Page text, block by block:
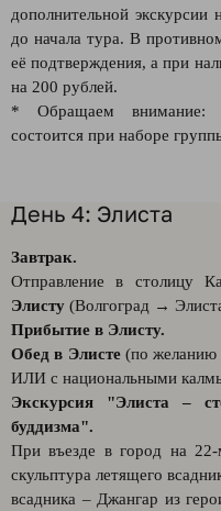
дополнительной экскурсии
до начала тура. В
её подтверждения, а при
на 200 рублей.
* Обращаем внимание:
состоится при наборе
День 4: Элиста
Завтрак.
Отправление в столицу
Элисту (Волгоград →
Прибытие в Элисту.
Обед в Элисте (по желанию
ИЛИ с национальными
Экскурсия "Элиста –
буддизма".
При въезде в город на 22-
скульптура летящего
всадника – Джангар из